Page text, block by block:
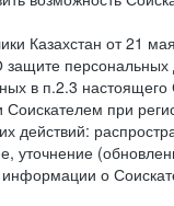
Казахстан от 21
в п.2.3
при
действий:
уточнение
о